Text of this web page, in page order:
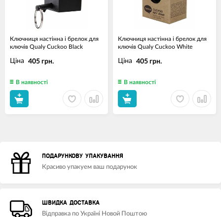
Ключниця настінна і брелок для
ключів Qualy Cuckoo Black
Ціна 405 грн.
В наявності
Ключниця настінна і брелок для
ключів Qualy Cuckoo White
Ціна 405 грн.
В наявності
ПОДАРУНКОВУ УПАКУВАННЯ
Красиво упакуем ваш подарунок
ШВИДКА ДОСТАВКА
Відправка по Україні Новой Поштою